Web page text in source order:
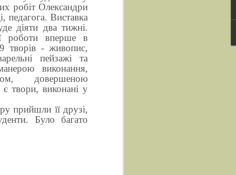
робіт Олександри
педагога. Виставка
діяти два тижні.
роботи вперше в
творів - живопис,
пейзажі та
виконання,
довершеною
твори, виконані у
прийшли її друзі,
Було багато
у бібліотеці відкрили родинну виставку родини Дмітрухів